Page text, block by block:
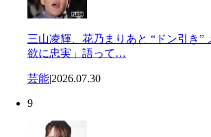
三山凌輝、花乃まりあと “ドン引き
欲に忠実」語って…
芸能|2026.07.30
9